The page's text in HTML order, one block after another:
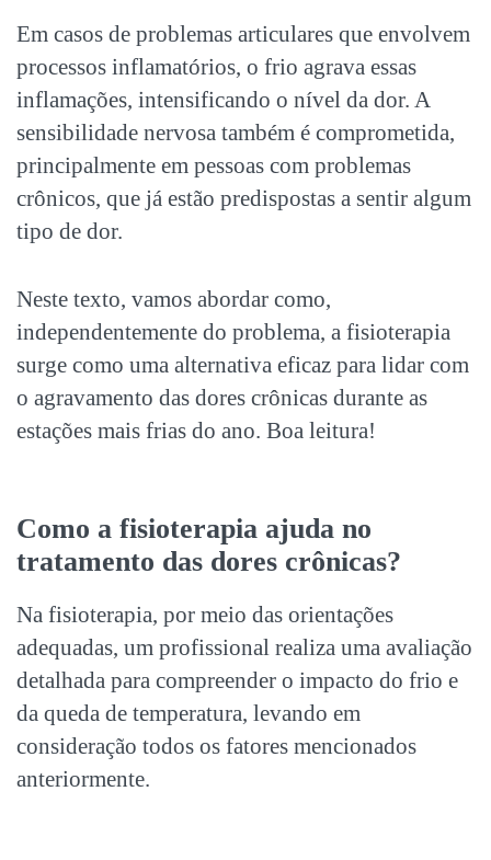
Em casos de problemas articulares que envolvem
processos inflamatórios, o frio agrava essas
inflamações, intensificando o nível da dor. A
sensibilidade nervosa também é comprometida,
principalmente em pessoas com problemas
crônicos, que já estão predispostas a sentir algum
tipo de dor.
Neste texto, vamos abordar como,
independentemente do problema, a fisioterapia
surge como uma alternativa eficaz para lidar com
o agravamento das dores crônicas durante as
estações mais frias do ano. Boa leitura!
Como a fisioterapia ajuda no
tratamento das dores crônicas?
Na fisioterapia, por meio das orientações
adequadas, um profissional realiza uma avaliação
detalhada para compreender o impacto do frio e
da queda de temperatura, levando em
consideração todos os fatores mencionados
anteriormente.